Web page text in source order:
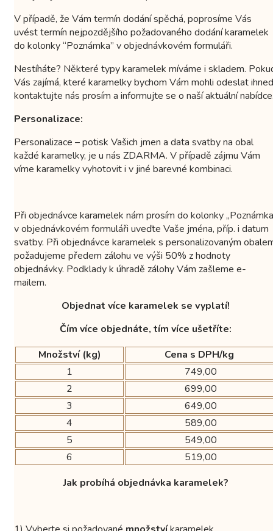
V případě, že Vám termín dodání spěchá, poprosíme Vás
uvést termín nejpozdějšího požadovaného dodání karamelek
do kolonky “Poznámka” v objednávkovém formuláři.
Nestíháte? Některé typy karamelek míváme i skladem.
Vás zajímá, které karamelky bychom Vám mohli odeslat
kontaktujte nás prosím a informujte se o naší aktuální
Personalizace:
Personalizace – potisk Vašich jmen a data svatby na obal
každé karamelky, je u nás ZDARMA. V případě zájmu Vám
víme karamelky vyhotovit i v jiné barevné kombinaci.
Při objednávce karamelek nám prosím do kolonky
v objednávkovém formuláři uveďte Vaše jména, příp. i datum
svatby. Při objednávce karamelek s personalizovaným
požadujeme předem zálohu ve výši 50% z hodnoty
objednávky. Podklady k úhradě zálohy Vám zašleme e-
mailem.
Objednat více karamelek se vyplatí!
Čím více objednáte, tím více ušetříte:
Množství (kg)
Cena s DPH/kg
1
749,00
2
699,00
3
649,00
4
589,00
5
549,00
6
519,00
Jak probíhá objednávka karamelek?